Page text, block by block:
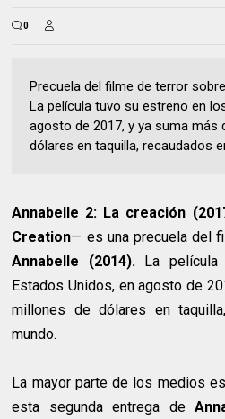
0
Precuela del filme de terror
La película tuvo su estreno en
agosto de 2017, y ya suma más
dólares en taquilla, recaudados
Annabelle 2: La creación
Creation— es una precuela del
Annabelle (2014).La película
Estados Unidos, en agosto de
millones de dólares en
mundo.
La mayor parte de los medios
esta segunda entrega de